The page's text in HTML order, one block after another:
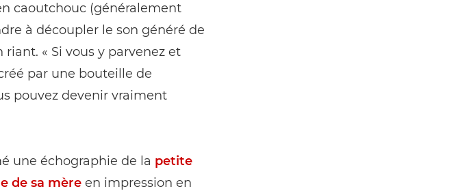
caoutchouc (généralement
à découpler le son généré de
riant. « Si vous y parvenez et
par une bouteille de
pouvez devenir vraiment
une échographie de la petite
de sa mèreen impression en